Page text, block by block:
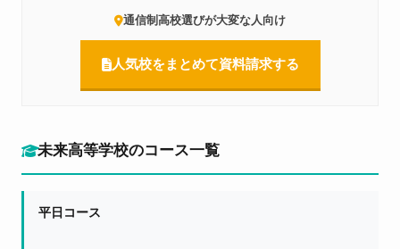
専門学校、福岡ベルエポック美容専門学校、日本リハビリテー
専門学校、KADOKAWAアニメ声優アカデミー専門部、佐世保
エンタテイメント福岡、その他多数
通信制高校選びが大変な人向け
人気校をまとめて資料請求する
未来高等学校のコース一覧
平日コース